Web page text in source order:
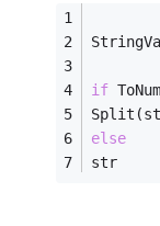
if
else
str